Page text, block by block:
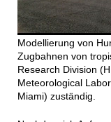
Modellierung von
Zugbahnen von
Research Division
Meteorological
Miami) zuständig.